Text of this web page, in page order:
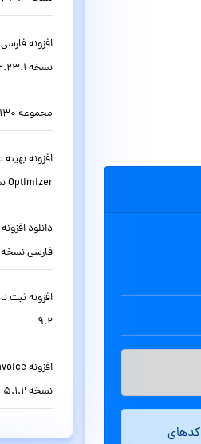
نسخه 3.23.1
مجموعه 130 آیکون رایگان Icons8 به صورت SVG
Optimizer نسخه 1.8.4.2
فارسی نسخه 3.0.118
9.2
نسخه 5.1.2